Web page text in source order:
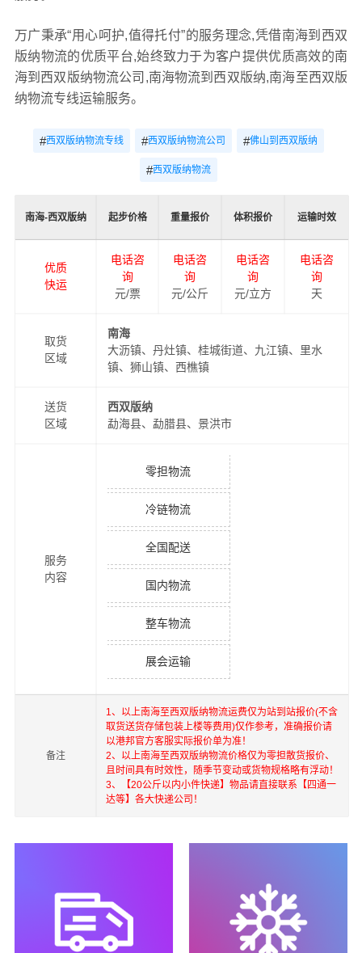
万广秉承“用心呵护,值得托付”的服务理念,凭借南海到西双
版纳物流的优质平台,始终致力于为客户提供优质高效的南
海到西双版纳物流公司,南海物流到西双版纳,南海至西双版
纳物流专线运输服务。
#西双版纳物流专线 #西双版纳物流公司 #佛山到西双版纳
#西双版纳物流
南海-西双版纳 起步价格 重量报价 体积报价 运输时效
优质
快运
电话咨
询
元/票
电话咨
询
元/公斤
电话咨
询
元/立方
电话咨
询
天
取货
区域
南海
大沥镇、丹灶镇、桂城街道、九江镇、里水
镇、狮山镇、西樵镇
送货
区域
西双版纳
勐海县、勐腊县、景洪市
服务
内容
零担物流
冷链物流
全国配送
国内物流
整车物流
展会运输
备注
1、以上南海至西双版纳物流运费仅为站到站报价(不含
取货送货存储包装上楼等费用)仅作参考，准确报价请
以港邦官方客服实际报价单为准！
2、以上南海至西双版纳物流价格仅为零担散货报价、
且时间具有时效性，随季节变动或货物规格略有浮动！
3、【20公斤以内小件快递】物品请直接联系【四通一
达等】各大快递公司！